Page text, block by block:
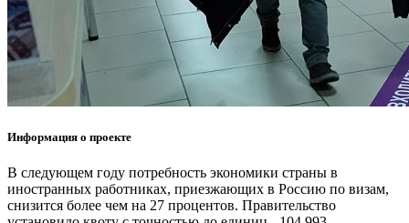
Информация о проекте
В следующем году потребность экономики страны в
иностранных работниках, приезжающих в Россию по визам,
снизится более чем на 27 процентов. Правительство